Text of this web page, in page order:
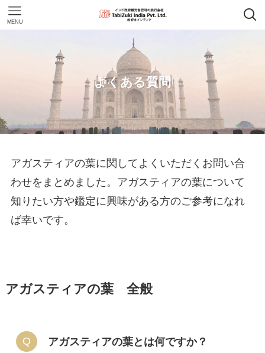
MENU
よくある質問
アガスティアの葉に関してよくいただくお問い合
わせをまとめました。アガスティアの葉について
知りたい方や鑑定に興味がある方のご参考になれ
ば幸いです。
アガスティアの葉 全般
アガスティアの葉とは何ですか？